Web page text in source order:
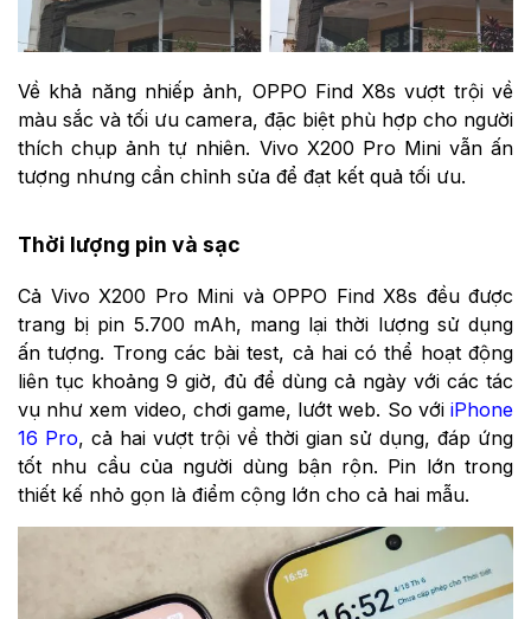
Về khả năng nhiếp ảnh, OPPO Find X8s vượt trội về
màu sắc và tối ưu camera, đặc biệt phù hợp cho người
thích chụp ảnh tự nhiên. Vivo X200 Pro Mini vẫn ấn
tượng nhưng cần chỉnh sửa để đạt kết quả tối ưu.
Thời lượng pin và sạc
Cả Vivo X200 Pro Mini và OPPO Find X8s đều được
trang bị pin 5.700 mAh, mang lại thời lượng sử dụng
ấn tượng. Trong các bài test, cả hai có thể hoạt động
liên tục khoảng 9 giờ, đủ để dùng cả ngày với các tác
vụ như xem video, chơi game, lướt web. So với iPhone
16 Pro, cả hai vượt trội về thời gian sử dụng, đáp ứng
tốt nhu cầu của người dùng bận rộn. Pin lớn trong
thiết kế nhỏ gọn là điểm cộng lớn cho cả hai mẫu.